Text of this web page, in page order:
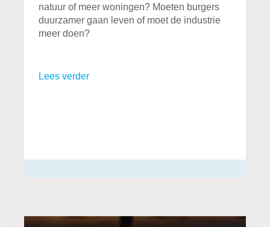
natuur of meer woningen? Moeten burgers
duurzamer gaan leven of moet de industrie
meer doen?
Lees verder